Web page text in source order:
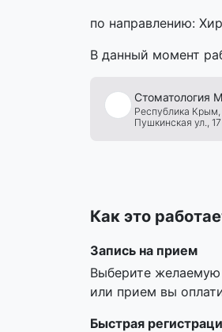
по направлению:
В данный момент
Стоматология
Республика Крым,
Пушкинская ул., 17
Как это
Запись на прием
Выберите желаемую
или прием вы
Быстрая